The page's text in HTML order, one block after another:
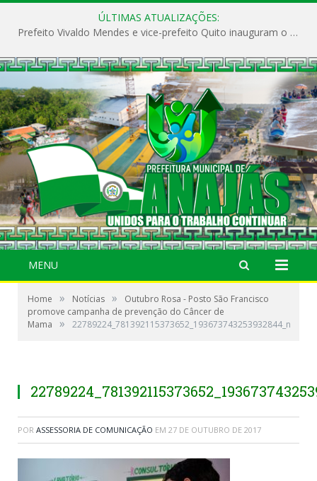
ÚLTIMAS ATUALIZAÇÕES:
Prefeito Vivaldo Mendes e vice-prefeito Quito inauguram o CAPS e fortalecem a saúde pública em Anajás.
MENU
Home » Notícias »
Outubro Rosa - Posto São Francisco
promove campanha de prevenção do Câncer de
Mama
» 22789224_781392115373652_193673743253932844_n
POR ASSESSORIA DE COMUNICAÇÃO EM 27 DE OUTUBRO DE 2017